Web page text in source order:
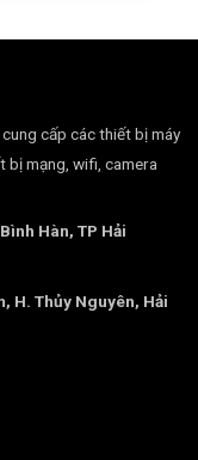
cấp các thiết bị máy
bị mạng, wifi, camera
Hàn, TP Hải
H. Thủy Nguyên, Hải